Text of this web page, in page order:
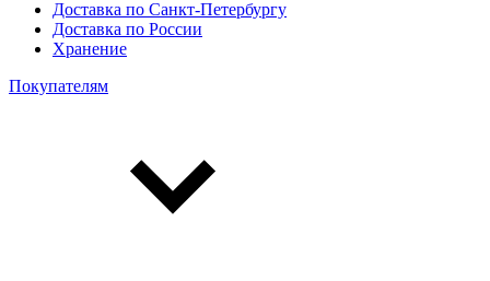
Доставка по Санкт-Петербургу
Доставка по России
Хранение
Покупателям